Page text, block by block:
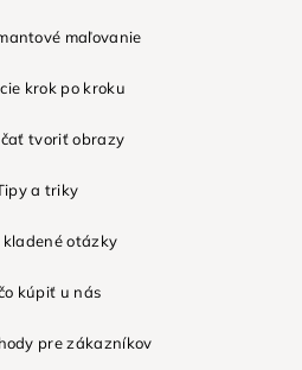
maľovanie
krok po kroku
tvoriť obrazy
a triky
kladené otázky
kúpiť u nás
pre zákazníkov